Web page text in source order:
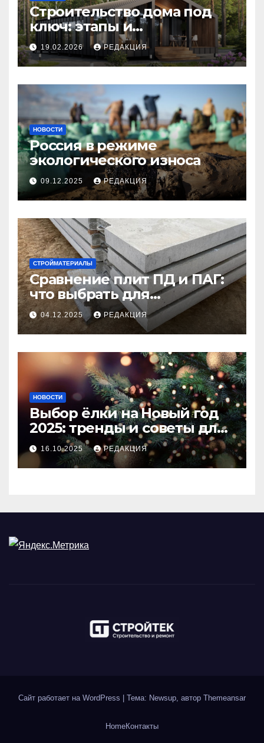
Строительство дома под
ключ: этапы и
планирование бюджета
19.02.2026 РЕДАКЦИЯ
НОВОСТИ
Россия в режиме
экологического износа
09.12.2025 РЕДАКЦИЯ
СТРОЙМАТЕРИАЛЫ
Сравнение плит ПД и ПАГ:
что выбрать для
долговечного и прочного
покрытия
04.12.2025 РЕДАКЦИЯ
НОВОСТИ
Выбор ёлки на Новый год
2025: тренды и советы для
идеального праздника
16.10.2025 РЕДАКЦИЯ
Сайт работает на WordPress | Тема: Newsup, автор Themeansar
HomeКонтакты